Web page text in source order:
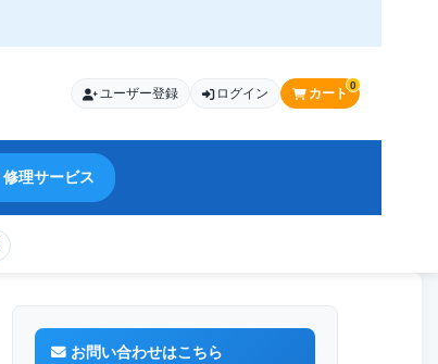
ユーザー登録 ログイン カート
0
修理サービス
お問い合わせはこちら